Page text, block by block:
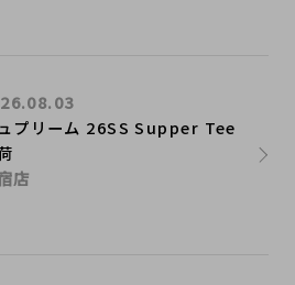
プリーム 26SS Supper Tee
店